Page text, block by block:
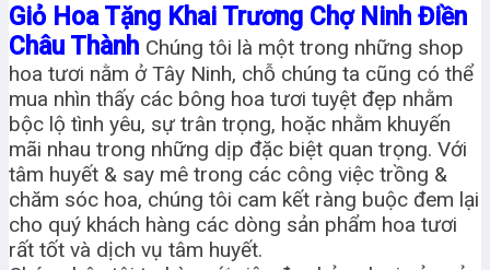
Giỏ Hoa Tặng Khai Trương Chợ Ninh Điền
Châu Thành Chúng tôi là một trong những shop
hoa tươi nằm ở Tây Ninh, chỗ chúng ta cũng có thể
mua nhìn thấy các bông hoa tươi tuyệt đẹp nhằm
bộc lộ tình yêu, sự trân trọng, hoặc nhằm khuyến
mãi nhau trong những dịp đặc biệt quan trọng. Với
tâm huyết & say mê trong các công việc trồng &
chăm sóc hoa, chúng tôi cam kết ràng buộc đem lại
cho quý khách hàng các dòng sản phẩm hoa tươi
rất tốt và dịch vụ tâm huyết.